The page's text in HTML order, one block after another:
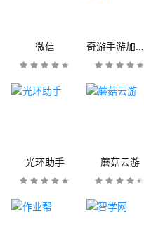
微信 奇游手游加速器
光环助手 蘑菇云游